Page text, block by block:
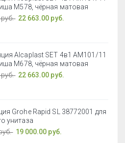
M578, чёрная матовая
руб. 22 663.00 руб.
Alcaplast SET 4в1 AM101/11
M678, чёрная матовая
руб. 22 663.00 руб.
Grohe Rapid SL 38772001 для
унитаза
19 000.00 руб.